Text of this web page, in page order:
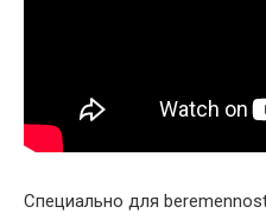
Специально для